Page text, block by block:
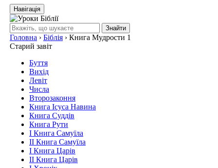
Навігація
Знайти
Головна › Біблія › Книга Мудрости 1
Старий завіт
Буття
Вихід
Левіт
Числа
Второзаконня
Книга Ісуса Навина
Книга Суддів
Книга Рути
І Книга Самуїла
ІІ Книга Самуїла
І Книга Царів
ІІ Книга Царів